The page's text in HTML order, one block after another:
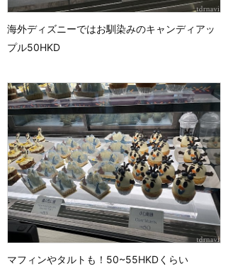
海外ディズニーではお馴染みのキャンディアッ
プル50HKD
マフィンやタルトも！50~55HKDくらい